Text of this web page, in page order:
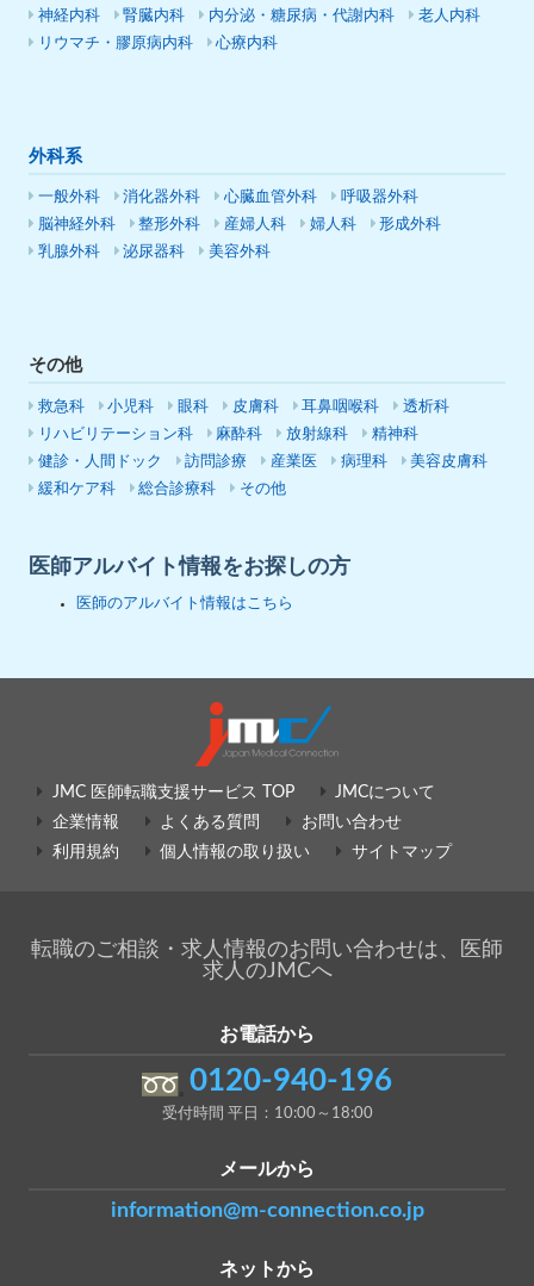
神経内科
腎臓内科 内分泌・糖尿病・代謝内科
老人内科
リウマチ・膠原病内科
心療内科
外科系
一般外科 消化器外科 心臓血管外科
呼吸器外科
脳神経外科
整形外科 産婦人科 婦人科
形成外科
乳腺外科
泌尿器科 美容外科
その他
救急科 小児科 眼科 皮膚科 耳鼻咽喉科
透析科
リハビリテーション科
麻酔科 放射線科
精神科
健診・人間ドック
訪問診療 産業医 病理科
美容皮膚科
緩和ケア科
総合診療科 その他
医師アルバイト情報をお探しの方
医師のアルバイト情報はこちら
JMC 医師転職支援サービス TOP
JMCについて
企業情報
よくある質問
お問い合わせ
利用規約
個人情報の取り扱い サイトマップ
転職のご相談・求人情報のお問い合わせは、医師
求人のJMCへ
お電話から
0120-940-196
受付時間 平日：10:00～18:00
メールから
information@m-connection.co.jp
ネットから